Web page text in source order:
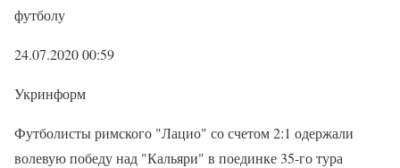
футболу
24.07.2020 00:59
Укринформ
Футболисты римского "Лацио" со счетом 2:1 одержали
волевую победу над "Кальяри" в поединке 35-го тура